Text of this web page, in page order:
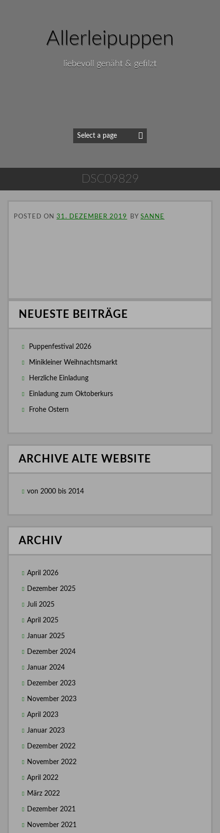
Allerleipuppen
liebevoll genäht & gefilzt
DSC09829
POSTED ON 31. DEZEMBER 2019 BY SANNE
NEUESTE BEITRÄGE
Puppenfestival 2026
Minikleiner Weihnachtsmarkt
Herzliche Einladung
Einladung zum Oktoberkurs
Frohe Ostern
ARCHIVE ALTE WEBSITE
von 2000 bis 2014
ARCHIV
April 2026
Dezember 2025
Juli 2025
April 2025
Januar 2025
Dezember 2024
Januar 2024
Dezember 2023
November 2023
April 2023
Januar 2023
Dezember 2022
November 2022
April 2022
März 2022
Dezember 2021
November 2021